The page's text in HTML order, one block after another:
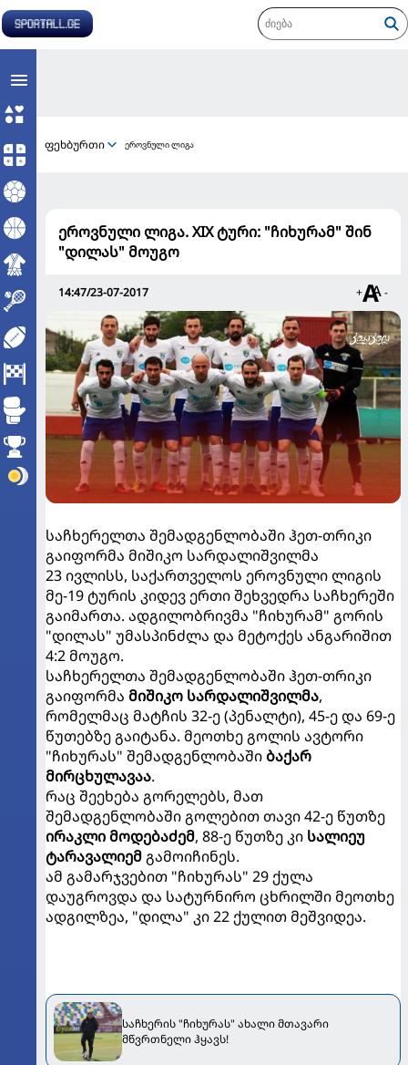
ფეხბურთი ეროვნული ლიგა
ეროვნული ლიგა. XIX ტური: "ჩიხურამ" შინ
"დილას" მოუგო
14:47/23-07-2017 + -
საჩხერელთა შემადგენლობაში ჰეთ-თრიკი
გაიფორმა მიშიკო სარდალიშვილმა
23 ივლისს, საქართველოს ეროვნული ლიგის
მე-19 ტურის კიდევ ერთი შეხვედრა საჩხერეში
გაიმართა. ადგილობრივმა "ჩიხურამ" გორის
"დილას" უმასპინძლა და მეტოქეს ანგარიშით
4:2 მოუგო.
საჩხერელთა შემადგენლობაში ჰეთ-თრიკი
გაიფორმა მიშიკო სარდალიშვილმა,
რომელმაც მატჩის 32-ე (პენალტი), 45-ე და 69-ე
წუთებზე გაიტანა. მეოთხე გოლის ავტორი
"ჩიხურას" შემადგენლობაშიბაქარ
მირცხულავაა.
რაც შეეხება გორელებს, მათ
შემადგენლობაში გოლებით თავი 42-ე წუთზე
ირაკლი მოდებაძემ, 88-ე წუთზე კი სალიეუ
ტარავალიემგამოიჩინეს.
ამ გამარჯვებით "ჩიხურას" 29 ქულა
დაუგროვდა და სატურნირო ცხრილში მეოთხე
ადგილზეა, "დილა" კი 22 ქულით მეშვიდეა.
საჩხერის "ჩიხურას" ახალი მთავარი
მწვრთნელი ჰყავს!